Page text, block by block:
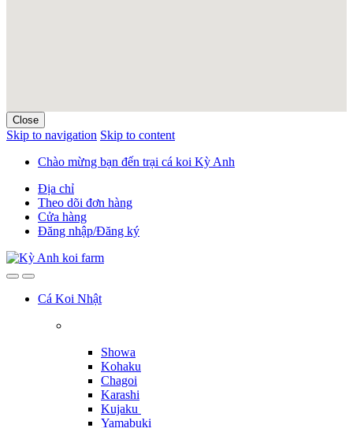
Close
Skip to navigation Skip to content
Chào mừng bạn đến trại cá koi Kỳ Anh
Địa chỉ
Theo dõi đơn hàng
Cửa hàng
Đăng nhập/Đăng ký
Cá Koi Nhật
Showa
Kohaku
Chagoi
Karashi
Kujaku
Yamabuki